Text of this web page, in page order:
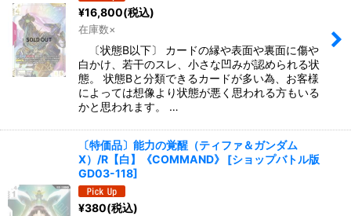
¥16,800(税込)
在庫数×
〔状態B以下〕 カードの縁や表面や裏面に傷や
白かけ、若干のスレ、小さな凹みが認められる状
態。 状態Bと分類できるカードが多い為、お客様
によっては想像より状態が悪く思われる方もいる
かと思われます。 …
〔特価品〕能力の覚醒（ティファ＆ガンダム
X）/R【白】《COMMAND》
[ショップバトル版
GD03-118]
¥380(税込)